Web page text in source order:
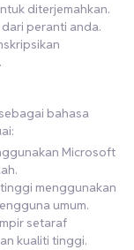
diterjemahkan.
dari peranti anda.
bahasa
Microsoft
menggunakan
umum.
setaraf
kualiti tinggi.